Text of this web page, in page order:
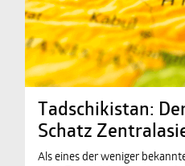
Tadschikistan:
Schatz
Als eines der weniger